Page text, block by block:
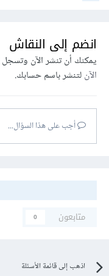
انضم إلى النقاش
يمكنك أن تنشر الآن
الآنلتنشر باسم حسابك.
أجب على هذا السؤال...
متابعون
0
اذهب إلى قائمة الأسئلة